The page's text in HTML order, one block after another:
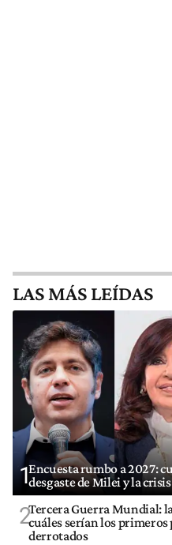
LAS MÁS LEÍDAS
1Encuesta rumbo a 2027:
desgaste de Milei y la
2Tercera Guerra Mundial:
cuáles serían los
derrotados